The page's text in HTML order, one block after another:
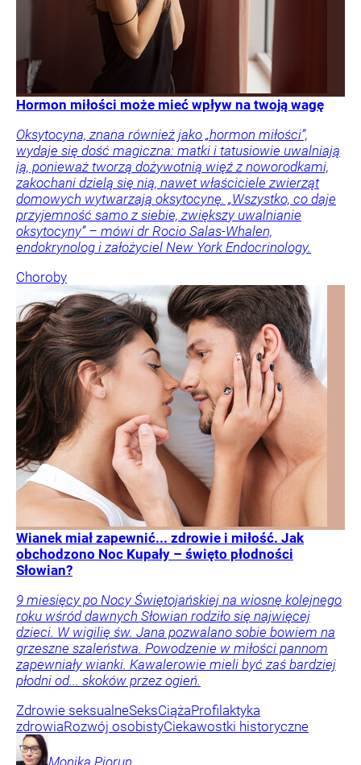
Hormon miłości może mieć wpływ na twoją wagę
Oksytocyna, znana również jako „hormon miłości”,
wydaje się dość magiczna: matki i tatusiowie uwalniają
ją, ponieważ tworzą dożywotnią więź z noworodkami,
zakochani dzielą się nią, nawet właściciele zwierząt
domowych wytwarzają oksytocynę. „Wszystko, co daje
przyjemność samo z siebie, zwiększy uwalnianie
oksytocyny” – mówi dr Rocio Salas-Whalen,
endokrynolog i założyciel New York Endocrinology.
Choroby
Wianek miał zapewnić... zdrowie i miłość. Jak
obchodzono Noc Kupały – święto płodności
Słowian?
9 miesięcy po Nocy Świętojańskiej na wiosnę kolejnego
roku wśród dawnych Słowian rodziło się najwięcej
dzieci. W wigilię św. Jana pozwalano sobie bowiem na
grzeszne szaleństwa. Powodzenie w miłości pannom
zapewniały wianki. Kawalerowie mieli być zaś bardziej
płodni od... skoków przez ogień.
Zdrowie seksualneSeksCiążaProfilaktyka
zdrowiaRozwój osobistyCiekawostki historyczne
Monika Piorun